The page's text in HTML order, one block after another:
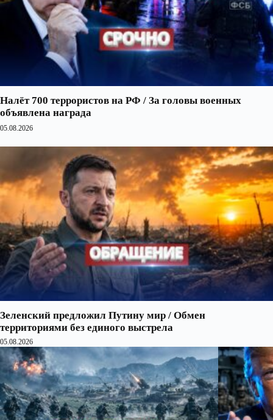
Налёт 700 террористов на РФ / За головы военных
объявлена награда
05.08.2026
Зеленский предложил Путину мир / Обмен
территориями без единого выстрела
05.08.2026